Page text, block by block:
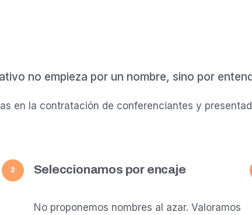
no empieza por un nombre, sino por
en la contratación de conferenciantes y
2 Seleccionamos por encaje
No proponemos nombres al azar. Valoramos